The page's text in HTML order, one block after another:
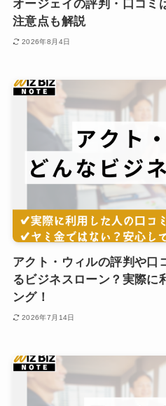
オージェイの評判・口コミ
注意点も解説
2026年8月4日
アクト・ウィルの評判や口
るビジネスローン？実際に
ング！
2026年7月14日